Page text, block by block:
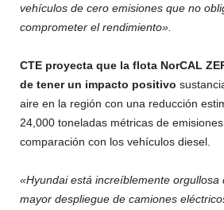
vehículos de cero emisiones que no
comprometer el rendimiento».
CTE proyecta que la flota NorCAL
de tener un impacto positivo
aire en la región con una reducción
24,000 toneladas métricas de
comparación con los vehículos diesel.
«Hyundai está increíblemente orgullosa
mayor despliegue de camiones